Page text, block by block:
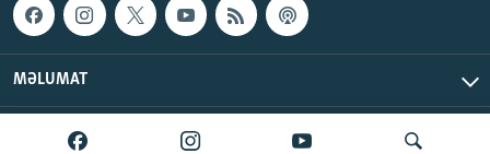
MƏLUMAT
AzadlıqRadiosu © 2026 Inc. | Bütün hüquqlar qorunur